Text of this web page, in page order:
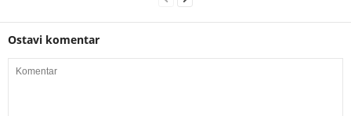
Ostavi komentar